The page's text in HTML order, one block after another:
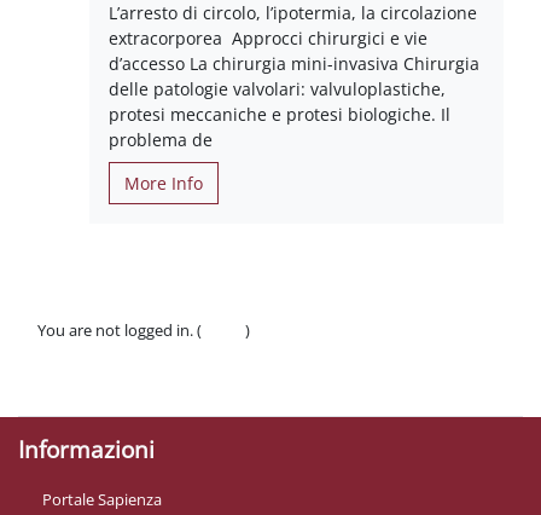
L’arresto di circolo, l’ipotermia, la circolazione
extracorporea Approcci chirurgici e vie
d’accesso La chirurgia mini-invasiva Chirurgia
delle patologie valvolari: valvuloplastiche,
protesi meccaniche e protesi biologiche. Il
problema de
More Info
You are not logged in. (
)
Informazioni
Portale Sapienza